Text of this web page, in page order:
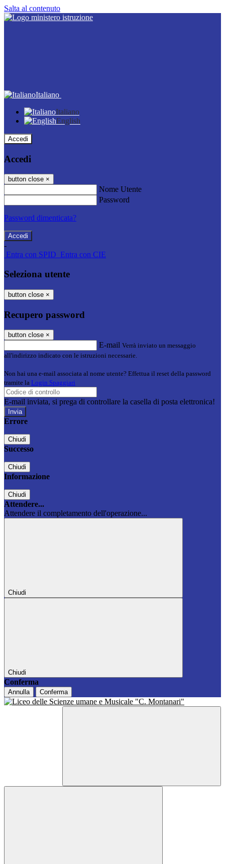
Salta al contenuto
Italiano
Italiano
English
Accedi
Accedi
button close ×
Nome Utente
Password
Password dimenticata?
-
Entra con SPID Entra con CIE
Seleziona utente
button close ×
Recupero password
button close ×
E-mail Verrà inviato un messaggio
all'indirizzo indicato con le istruzioni necessarie.
Non hai una e-mail associata al nome utente? Effettua il reset della password
tramite la Login Spaggiari
E-mail inviata, si prega di controllare la casella di posta elettronica!
Errore
Chiudi
Successo
Chiudi
Informazione
Chiudi
Attendere...
Attendere il completamento dell'operazione...
Chiudi
Chiudi
Conferma
Annulla Conferma